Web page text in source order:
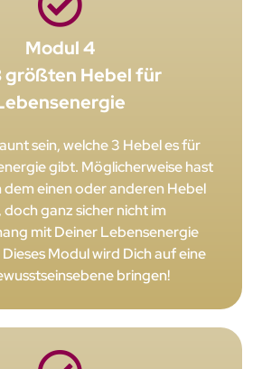
Modul 4
größten Hebel für
sein, welche 3 Hebel es für
gibt. Möglicherweise hast
dem einen oder anderen Hebel
ganz sicher nicht im
mit Deiner Lebensenergie
Modul wird Dich auf eine
bringen!